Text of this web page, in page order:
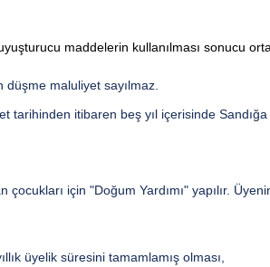
maddelerin kullanılması sonucu
düşme maluliyet sayılmaz.
tarihinden itibaren beş yıl içerisinde
için "Doğum Yardımı" yapılır.
üyelik süresini tamamlamış olması,